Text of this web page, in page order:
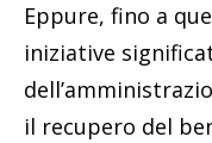
Eppure, fino a
iniziative
il recupero del